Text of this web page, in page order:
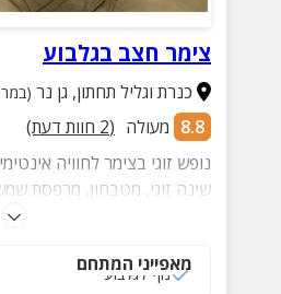
צימר חצב בגלבוע
כנרת וגליל תחתון, גן נר (במרחק
8.8 מעולה (
2 חוות דעת)
נופש זוגי בצימר לחוויה
שינה זוגי, מטבחון, מרפסת
מאפייני המתחם
נוף לגלבוע